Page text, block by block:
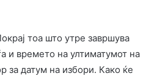
тоа што утре завршува
и времето на ултиматумот на
за датум на избори. Како ќе